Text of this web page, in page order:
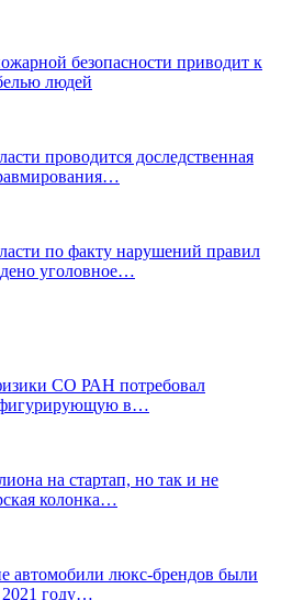
безопасности приводит к
людей
проводится доследственная
по факту нарушений правил
уголовное…
СО РАН потребовал
фигурирующую в…
на стартап, но так и не
колонка…
автомобили люкс-брендов были
году…